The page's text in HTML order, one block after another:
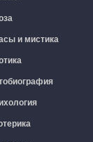
и мистика